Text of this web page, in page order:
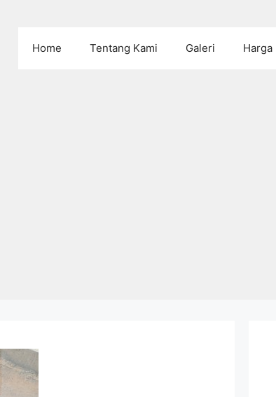
Home Tentang Kami Galeri Harga